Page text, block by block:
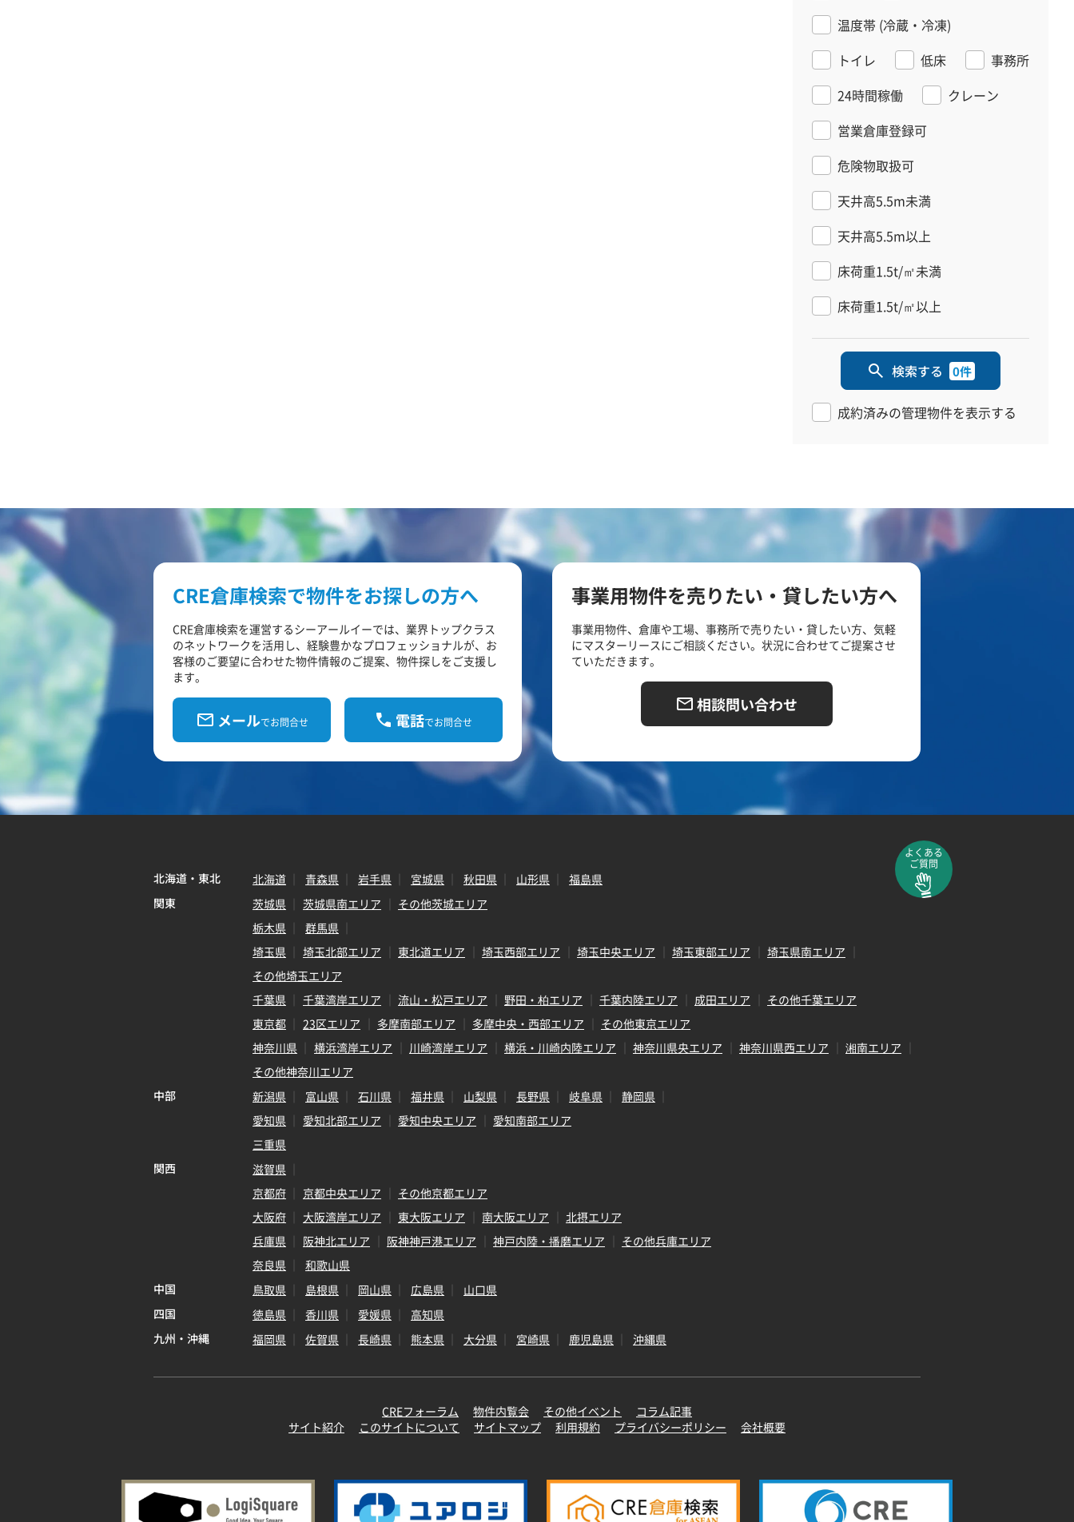
温度帯 (冷蔵・冷凍)
トイレ
低床
事務所
24時間稼働
クレーン
営業倉庫登録可
危険物取扱可
天井高5.5m未満
天井高5.5m以上
床荷重1.5t/㎡未満
床荷重1.5t/㎡以上
検索する 0件
成約済みの管理物件を表示する
CRE倉庫検索で物件をお探しの方へ
CRE倉庫検索を運営するシーアールイーでは、業界トップクラス
のネットワークを活用し、経験豊かなプロフェッショナルが、お
客様のご要望に合わせた物件情報のご提案、物件探しをご支援し
ます。
メールでお問合せ 電話でお問合せ
事業用物件を売りたい・貸したい方へ
事業用物件、倉庫や工場、事務所で売りたい・貸したい方、気軽
にマスターリースにご相談ください。状況に合わせてご提案させ
ていただきます。
相談問い合わせ
よくある
ご質問
北海道・東北 北海道 青森県 岩手県 宮城県 秋田県 山形県
福島県
関東
茨城県 茨城県南エリア
その他茨城エリア
栃木県
群馬県
埼玉県
埼玉北部エリア 東北道エリア 埼玉西部エリア 埼玉中央エリア 埼玉東部エリア
埼玉県南エリア
その他埼玉エリア
千葉県
千葉湾岸エリア 流山・松戸エリア 野田・柏エリア 千葉内陸エリア 成田エリア
その他千葉エリア
東京都
23区エリア 多摩南部エリア 多摩中央・西部エリア
その他東京エリア
神奈川県
横浜湾岸エリア 川崎湾岸エリア 横浜・川崎内陸エリア 神奈川県央エリア 神奈川県西エリア
湘南エリア
その他神奈川エリア
中部
新潟県 富山県 石川県 福井県 山梨県 長野県 岐阜県
静岡県
愛知県
愛知北部エリア 愛知中央エリア
愛知南部エリア
三重県
関西
滋賀県
京都府
京都中央エリア
その他京都エリア
大阪府
大阪湾岸エリア 東大阪エリア 南大阪エリア
北摂エリア
兵庫県
阪神北エリア 阪神神戸港エリア 神戸内陸・播磨エリア
その他兵庫エリア
奈良県
和歌山県
中国
鳥取県 島根県 岡山県 広島県
山口県
四国
徳島県 香川県 愛媛県
高知県
九州・沖縄
福岡県 佐賀県 長崎県 熊本県 大分県 宮崎県 鹿児島県 沖縄県
CREフォーラム 物件内覧会 その他イベント
コラム記事
サイト紹介
このサイトについて サイトマップ 利用規約 プライバシーポリシー 会社概要